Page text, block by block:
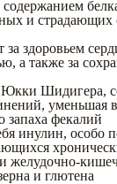
и страдающих
за здоровьем
а также за
Юкки Шидигера,
уменьшая
запаха фекалий
инулин, особо
желудочно-
и глютена